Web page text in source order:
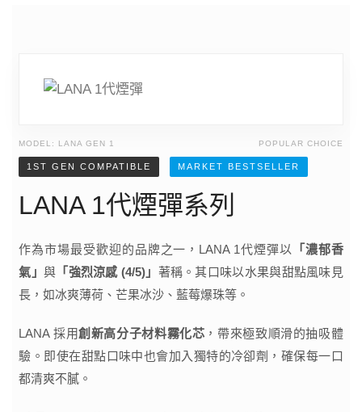
MODEL: LANA GEN 1 POPULAR CHOICE
1ST GEN COMPATIBLE MARKET BESTSELLER
LANA 1代煙彈系列
作為市場最受歡迎的品牌之一，LANA 1代煙彈以
「濃郁香
氣」 與 「強烈涼感 (4/5)」 著稱。其口味以水果與甜點風味見
長，如冰爽薄荷、芒果冰沙、藍莓爆珠等。
LANA 採用創新高分子材料霧化芯 ，帶來極致順滑的抽吸體
驗。即使在甜點口味中也會加入獨特的冷卻劑，確保每一口
都清爽不膩。